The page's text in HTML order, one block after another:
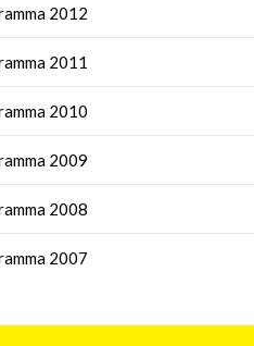
2012
2011
2010
2009
2008
2007